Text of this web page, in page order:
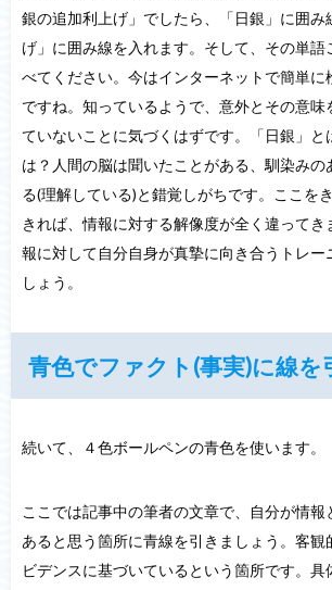
銀の追加利上げ」でしたら、「日銀」に囲み
げ」に囲み線を入れます。そして、その単語
べてください。今はインターネットで簡単に
ですね。知っているようで、意外とその意味
ていないことに気づくはずです。「日銀」と
は？人間の脳は聞いたことがある、馴染みの
る(理解している)と錯覚しがちです。ここを
きれば、情報に対する解像度が全く違ってき
報に対して自分自身が真摯に向き合うトレー
しょう。
青色でファクト(事実)に線を
続いて、４色ボールペンの青色を使います。
ここでは記事中の筆者の文章で、自分が情報
あると思う箇所に青線を引きましょう。客観
ビデンスに基づいているという箇所です。具